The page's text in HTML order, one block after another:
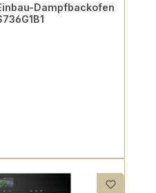
Dampfbackofen